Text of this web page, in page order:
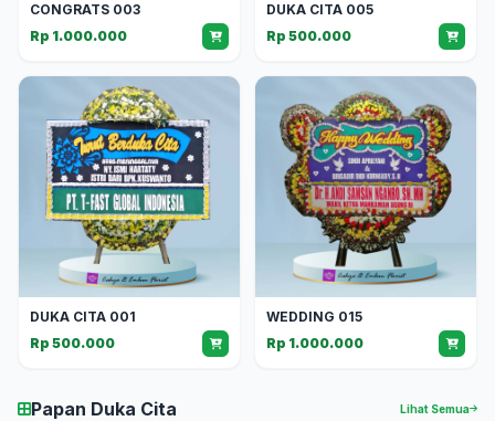
CONGRATS 003
Rp 1.000.000
DUKA CITA 005
Rp 500.000
DUKA CITA 001
Rp 500.000
WEDDING 015
Rp 1.000.000
Papan Duka Cita Lihat Semua